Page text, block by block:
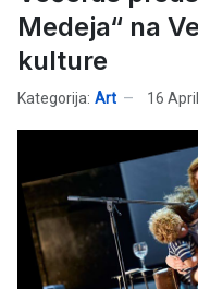
Medeja“ na
kulture
Kategorija: Art 16